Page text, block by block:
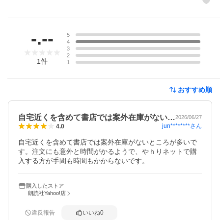
-.--
1件
5
4
3
2
1
おすすめ順
自宅近くを含めて書店では案外在庫がない…2026/06/27
4.0 jun********さん
自宅近くを含めて書店では案外在庫がないところが多いで
す。注文にも意外と時間がかるようで、やｈりネットで購
入する方が手間も時間もかからないです。
購入したストア
朗読社Yahoo!店
違反報告 いいね0